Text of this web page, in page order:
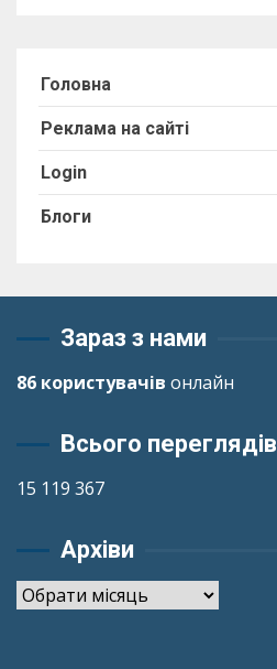
Головна
Реклама на сайті
Login
Блоги
Зараз з нами
86 користувачів онлайн
Всього переглядів
15 119 367
Архіви
Архіви